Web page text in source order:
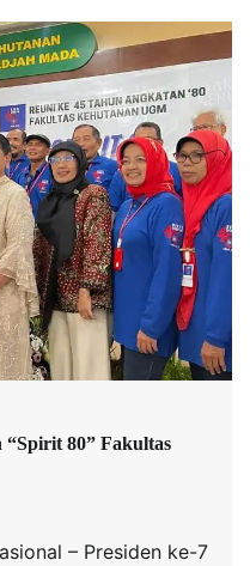
80” Fakultas
– Presiden ke-7